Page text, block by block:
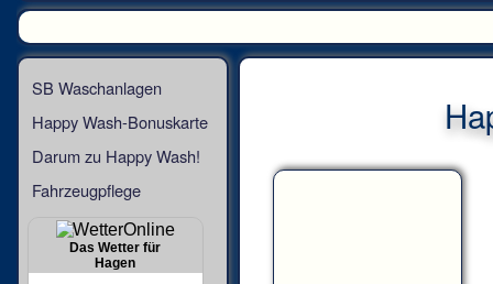
SB Waschanlagen
Happy Wash-Bonuskarte
Darum zu Happy Wash!
Fahrzeugpflege
Das Wetter für
Hagen